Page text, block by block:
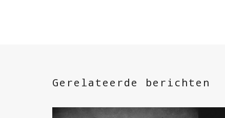
Gerelateerde berichten